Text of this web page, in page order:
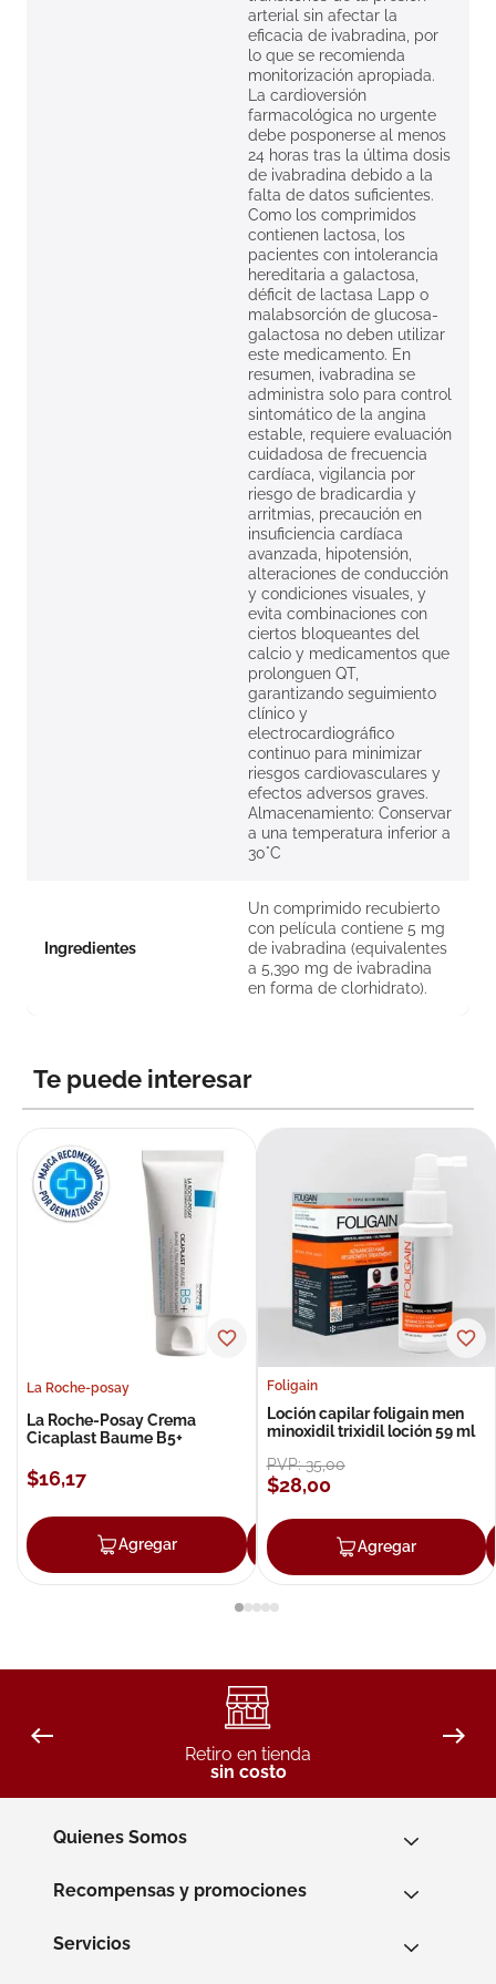
arterial sin afectar la
eficacia de ivabradina, por
lo que se recomienda
monitorización apropiada.
La cardioversión
farmacológica no urgente
debe posponerse al menos
24 horas tras la última dosis
de ivabradina debido a la
falta de datos suficientes.
Como los comprimidos
contienen lactosa, los
pacientes con intolerancia
hereditaria a galactosa,
déficit de lactasa Lapp o
malabsorción de glucosa-
galactosa no deben utilizar
este medicamento. En
resumen, ivabradina se
administra solo para control
sintomático de la angina
estable, requiere evaluación
cuidadosa de frecuencia
cardíaca, vigilancia por
riesgo de bradicardia y
arritmias, precaución en
insuficiencia cardíaca
avanzada, hipotensión,
alteraciones de conducción
y condiciones visuales, y
evita combinaciones con
ciertos bloqueantes del
calcio y medicamentos que
prolonguen QT,
garantizando seguimiento
clínico y
electrocardiográfico
continuo para minimizar
riesgos cardiovasculares y
efectos adversos graves.
Almacenamiento: Conservar
a una temperatura inferior a
30°C
Ingredientes
Un comprimido recubierto
con película contiene 5 mg
de ivabradina (equivalentes
a 5,390 mg de ivabradina
en forma de clorhidrato).
Te puede interesar
La Roche-posay
La Roche-Posay Crema
Cicaplast Baume B5+
$16,17
Agregar Agregar
Foligain
Loción capilar foligain men
minoxidil trixidil loción 59 ml
PVP:35,00
$28,00
Agregar
Retiro en tienda
sin costo
Quienes Somos
Recompensas y promociones
Servicios